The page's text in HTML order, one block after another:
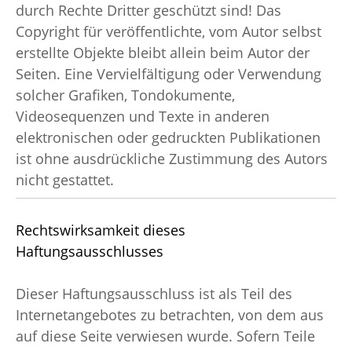
durch Rechte Dritter geschützt sind! Das
Copyright für veröffentlichte, vom Autor selbst
erstellte Objekte bleibt allein beim Autor der
Seiten. Eine Vervielfältigung oder Verwendung
solcher Grafiken, Tondokumente,
Videosequenzen und Texte in anderen
elektronischen oder gedruckten Publikationen
ist ohne ausdrückliche Zustimmung des Autors
nicht gestattet.
Rechtswirksamkeit dieses
Haftungsausschlusses
Dieser Haftungsausschluss ist als Teil des
Internetangebotes zu betrachten, von dem aus
auf diese Seite verwiesen wurde. Sofern Teile